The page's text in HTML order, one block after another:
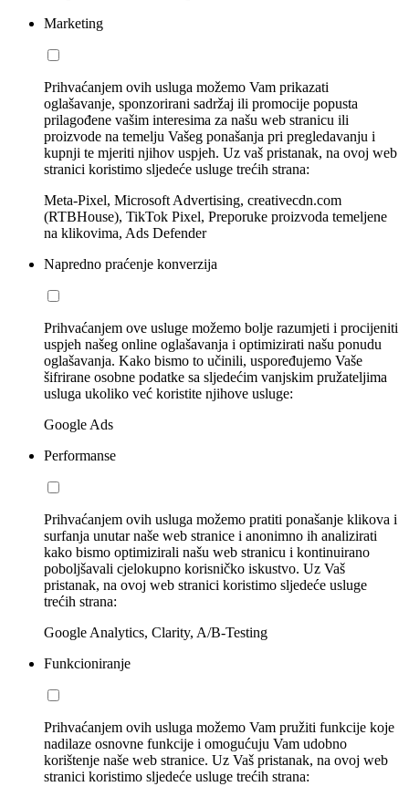
Marketing
Prihvaćanjem ovih usluga možemo Vam prikazati
oglašavanje, sponzorirani sadržaj ili promocije popusta
prilagođene vašim interesima za našu web stranicu ili
proizvode na temelju Vašeg ponašanja pri pregledavanju i
kupnji te mjeriti njihov uspjeh. Uz vaš pristanak, na ovoj web
stranici koristimo sljedeće usluge trećih strana:
Meta-Pixel, Microsoft Advertising, creativecdn.com
(RTBHouse), TikTok Pixel, Preporuke proizvoda temeljene
na klikovima, Ads Defender
Napredno praćenje konverzija
Prihvaćanjem ove usluge možemo bolje razumjeti i procijeniti
uspjeh našeg online oglašavanja i optimizirati našu ponudu
oglašavanja. Kako bismo to učinili, uspoređujemo Vaše
šifrirane osobne podatke sa sljedećim vanjskim pružateljima
usluga ukoliko već koristite njihove usluge:
Google Ads
Performanse
Prihvaćanjem ovih usluga možemo pratiti ponašanje klikova i
surfanja unutar naše web stranice i anonimno ih analizirati
kako bismo optimizirali našu web stranicu i kontinuirano
poboljšavali cjelokupno korisničko iskustvo. Uz Vaš
pristanak, na ovoj web stranici koristimo sljedeće usluge
trećih strana:
Google Analytics, Clarity, A/B-Testing
Funkcioniranje
Prihvaćanjem ovih usluga možemo Vam pružiti funkcije koje
nadilaze osnovne funkcije i omogućuju Vam udobno
korištenje naše web stranice. Uz Vaš pristanak, na ovoj web
stranici koristimo sljedeće usluge trećih strana: